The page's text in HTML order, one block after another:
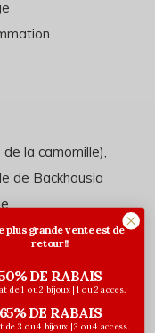
la camomille),
de Backhousia
plus grande vente est de
retour!!
DE RABAIS
de 1 ou 2 bijoux | 1 ou 2 acces.
65% DE RABAIS
de 3 ou 4 bijoux | 3 ou 4 access.